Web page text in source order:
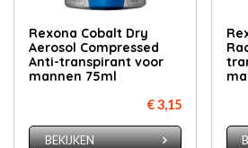
Rexona Cobalt Dry
Aerosol Compressed
Anti-transpirant voor
mannen 75ml
€ 3,15
BEKIJKEN